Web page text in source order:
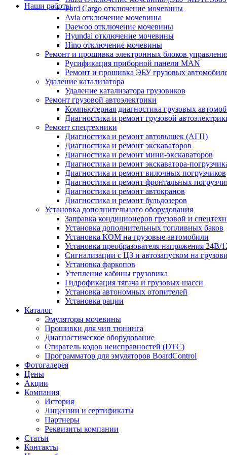
Наши работыFord Cargo отключение мочевины
Avia отключение мочевины
Daewoo отключение мочевины
Hyundai отключение мочевины
Hino отключение мочевины
Ремонт и прошивка электронных блоков
Русификация приборной панели MAN
Ремонт и прошивка ЭБУ грузовых
Удаление катализатора
Удаление катализатора грузовиков
Ремонт грузовой автоэлектрики
Компьютерная диагностика грузовых
Диагностика и ремонт грузовой
Ремонт спецтехники
Диагностика и ремонт автовышек (АГП)
Диагностика и ремонт экскаваторов
Диагностика и ремонт мини-экскаваторов
Диагностика и ремонт экскаватора-
Диагностика и ремонт вилочных погрузчиков
Диагностика и ремонт фронтальных
Диагностика и ремонт автокранов
Диагностика и ремонт бульдозеров
Установка дополнительного оборудования
Заправка кондиционеров грузовой и
Установка дополнительных топливных баков
Установка КОМ на грузовые автомобили
Установка преобразователя напряжения 24В/
Сигнализации с ЦЗ и автозапуском на
Установка фаркопов
Утепление кабины грузовика
Гидрофикация тягача и грузовых шасси
Установка автономных отопителей
Установка рации
Каталог
Эмуляторы мочевины
Прошивки для чип тюнинга
Диагностическое оборудование
Стиратель кодов неисправностей (DTC)
Программатор для эмуляторов BoardControl
Фотогалерея
Цены
Акции
Компания
История
Лицензии и сертификаты
Партнеры
Реквизиты компании
Статьи
Контакты